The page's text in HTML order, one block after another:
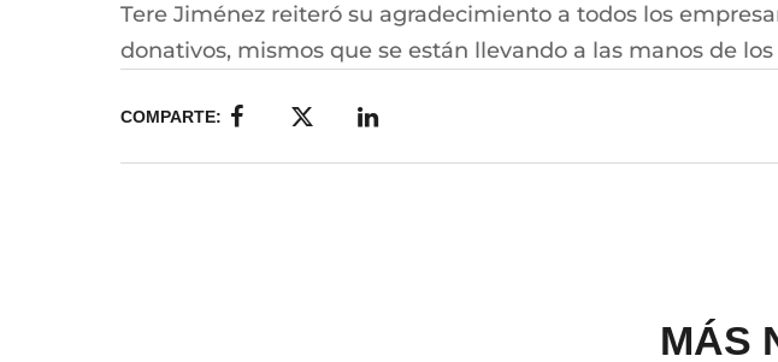
Tere Jiménez reiteró su agradecimiento a todos los
donativos, mismos que se están llevando a las manos de
COMPARTE:
MÁS